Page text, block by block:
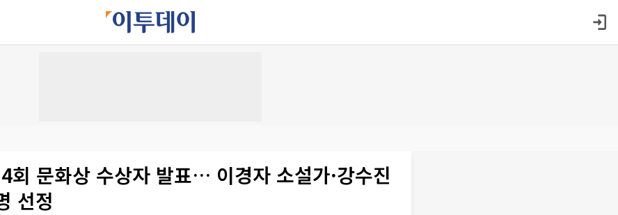
회 문화상 수상자 발표… 이경자 소설가·강수진
선정